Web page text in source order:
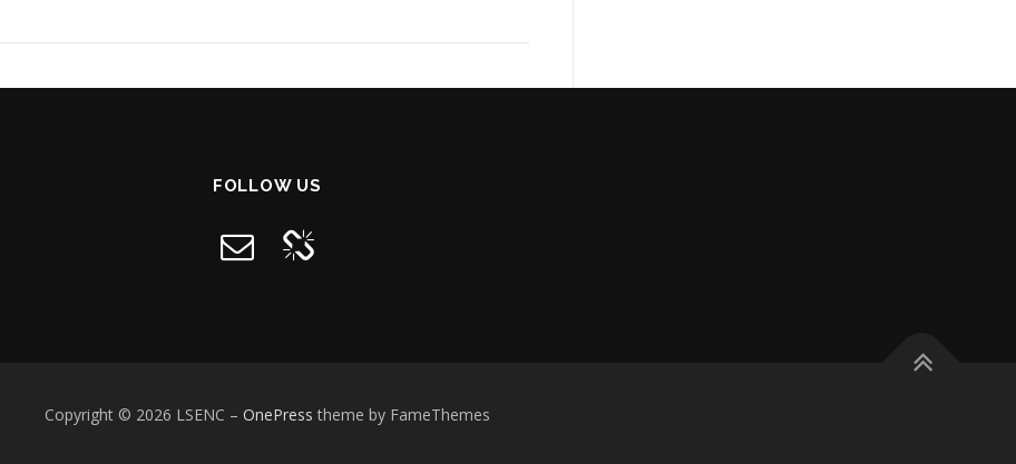
FOLLOW US
Copyright © 2026 LSENC – OnePress theme by FameThemes